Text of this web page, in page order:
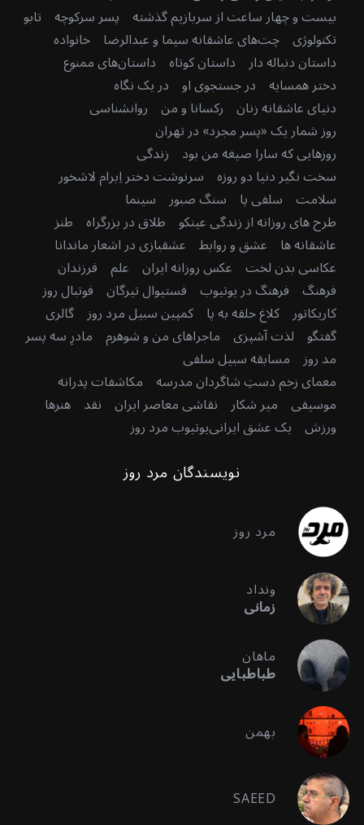
بیست و چهار ساعت از سربازیم گذشته پسر سرکوچه تابو
تکنولوژی چت‌های عاشقانه سیما و عبدالرضا خانواده
داستان دنباله دار داستان کوتاه داستان‌های ممنوع
دختر همسایه در جستجوی او در یک نگاه
دنیای عاشقانه زنان رکسانا و من روانشناسی
روز شمار یک «پسر مجرد» در تهران
روزهایی که سارا صیغه من بود زندگی
سخت نگیر دنیا دو روزه سرنوشت دختر اِبرام لاشخور
سلامت سلفی پا سنگ صبور سینما
طرح های روزانه از زندگی عینکو طلاق در بزرگراه طنز
عاشقانه ها عشق و روابط عشقبازی در اشعار ماندانا
عکاسی بدن لخت عکس روزانه ایران علم فرزندان
فرهنگ فرهنگ در یوتیوب فستیوال تیرگان فوتبال روز
کاریکاتور کلاغ حلقه به پا کمپین سبیل مرد روز گالری
گفتگو لذت آشپزی ماجراهای من و شوهرم مادرِ سه پسر
مد روز مسابقه سبیل سلفی
معمای زخم دستِ شاگردان مدرسه مکاشفات پدرانه
موسیقی میر شکار نقاشی معاصر ایران نقد هنرها
ورزش یک عشق ایرانییوتیوب مرد روز
نویسندگان مرد روز
مرد روز
ونداد
زمانی
ماهان
طباطبایی
بهمن
SAEED